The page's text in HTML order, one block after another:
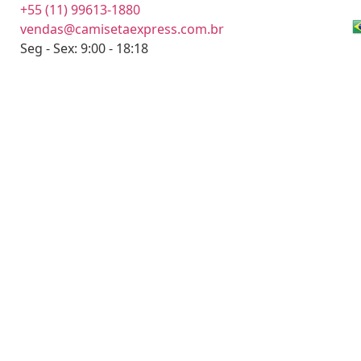
+55 (11) 99613-1880
vendas@camisetaexpress.com.br
Seg - Sex: 9:00 - 18:18